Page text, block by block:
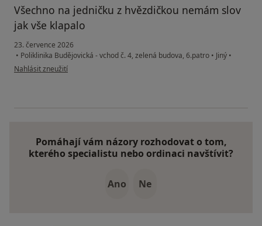
Všechno na jedničku z hvězdičkou nemám slov
jak vše klapalo
23. července 2026
• Poliklinika Budějovická - vchod č. 4, zelená budova, 6.patro • Jiný •
podle názoru uživatele Jaru
Nahlásit zneužití
Pomáhají vám názory rozhodovat o tom,
kterého specialistu nebo ordinaci navštívit?
Ano Ne